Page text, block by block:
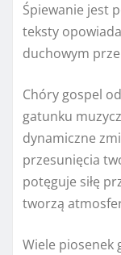
Śpiewanie jest
teksty
duchowym
Chóry gospel
gatunku
dynamiczne
przesunięcia
potęguje siłę
tworzą
Wiele piosenek